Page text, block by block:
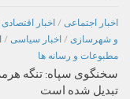
اخبار اجتماعی / اخبار اقتصادی
و شهرسازی / اخبار سیاسی /
مطبوعات و رسانه ها
سخنگوی سپاه: تنگه
تبدیل شده است